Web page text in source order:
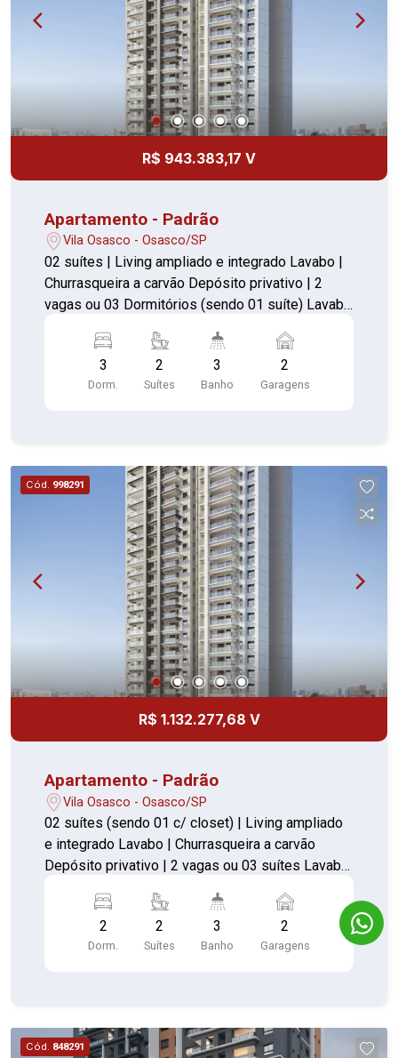
R$ 943.383,17 V
Apartamento - Padrão
Vila Osasco - Osasco/SP
02 suítes | Living ampliado e integrado Lavabo |
Churrasqueira a carvão Depósito privativo | 2
vagas ou 03 Dormitórios (sendo 01 suíte) Lavabo
3
Dorm.
2
Suítes
3
Banho
2
Garagens
Cód. 998291
R$ 1.132.277,68 V
Apartamento - Padrão
Vila Osasco - Osasco/SP
02 suítes (sendo 01 c/ closet) | Living ampliado
e integrado Lavabo | Churrasqueira a carvão
Depósito privativo | 2 vagas ou 03 suítes Lavabo
2
Dorm.
2
Suítes
3
Banho
2
Garagens
Cód. 848291